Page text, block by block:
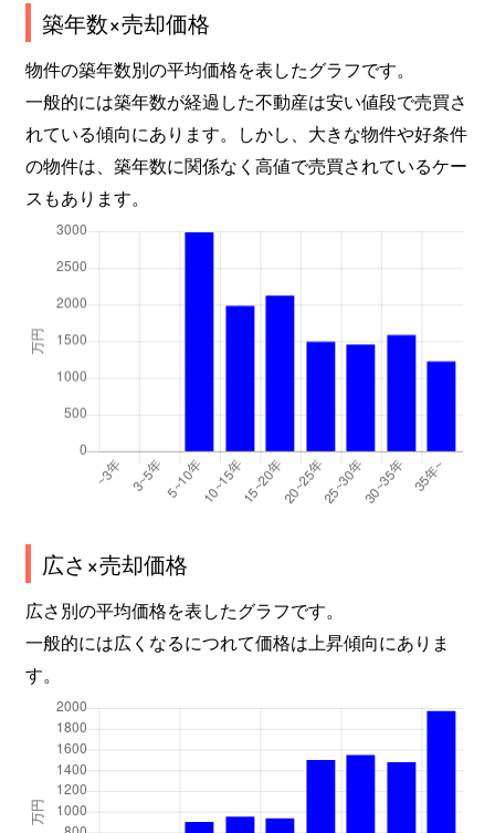
築年数×売却価格
物件の築年数別の平均価格を表したグラフです。
一般的には築年数が経過した不動産は安い値段で売買さ
れている傾向にあります。しかし、大きな物件や好条件
の物件は、築年数に関係なく高値で売買されているケー
スもあります。
広さ×売却価格
広さ別の平均価格を表したグラフです。
一般的には広くなるにつれて価格は上昇傾向にありま
す。